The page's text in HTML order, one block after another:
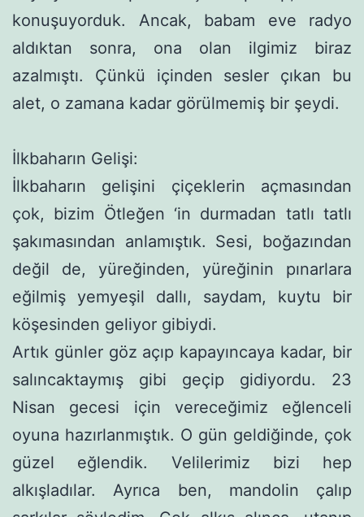
konuşuyorduk. Ancak, babam eve radyo
aldıktan sonra, ona olan ilgimiz biraz
azalmıştı. Çünkü içinden sesler çıkan bu
alet, o zamana kadar görülmemiş bir şeydi.
İlkbaharın Gelişi:
İlkbaharın gelişini çiçeklerin açmasından
çok, bizim Ötle­ğen ‘in durmadan tatlı tatlı
şakımasından anlamıştık. Sesi, boğa­zından
değil de, yüreğinden, yüreğinin pınarlara
eğilmiş yemyeşil dallı, saydam, kuytu bir
köşesinden geliyor gibiydi.
Artık günler göz açıp kapayıncaya kadar, bir
salıncaktaymış gibi geçip gidiyordu. 23
Nisan gecesi için vereceğimiz eğlenceli
oyuna hazırlanmıştık. O gün geldiğinde, çok
güzel eğlendik. Veli­lerimiz bizi hep
alkışladılar. Ayrıca ben, mandolin çalıp